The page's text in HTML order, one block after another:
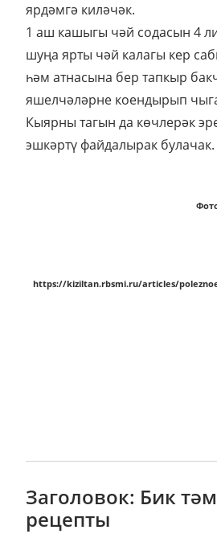
ярдәмгә киләчәк.
1 аш кашыгы чәй содасын 4
шуңа ярты чәй калагы кер
һәм атнасына бер тапкыр
яшелчәләрне коендырып
Кыярны тагын да көчлерәк
эшкәртү файдалырак булачак.
https://kiziltan.rbsmi.ru/articles/
Заголовок: Бик
рецепты